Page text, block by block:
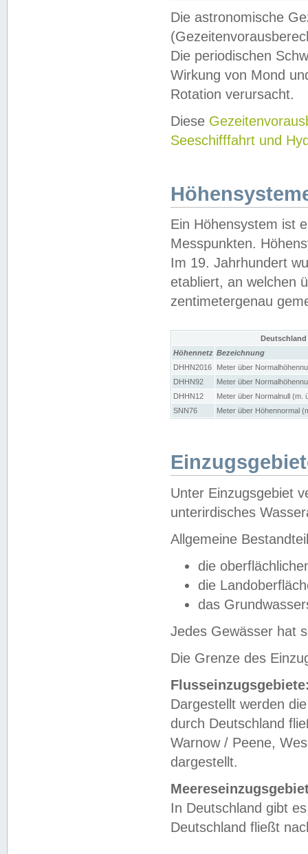
Die astronomische
Die periodischen
Wirkung von Mond
Rotation verursacht.
Diese
Seeschifffahrt und
Ein Höhensystem ist
Messpunkten.
Im 19. Jahrhundert
etabliert, an welchen
zentimetergenau
Höhennetz Bezeichnung
DHHN2016
Meter über
DHHN92
Meter über
DHHN12
Meter über Normalnull (m.
SNN76
Meter über Höhennormal
Unter Einzugsgebiet
unterirdisches
Allgemeine
die
die
das
Jedes Gewässer hat
Die Grenze des
Dargestellt werden
durch Deutschland
Warnow / Peene,
dargestellt.
In Deutschland gibt
Deutschland fließt